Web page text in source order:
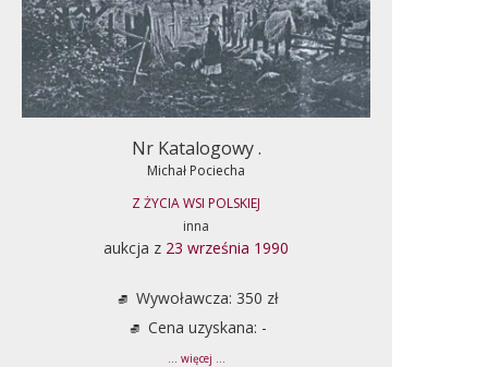
Nr Katalogowy .
Michał Pociecha
Z ŻYCIA WSI POLSKIEJ
inna
aukcja z 23 września 1990
Wywoławcza: 350 zł
Cena uzyskana: -
... więcej ...